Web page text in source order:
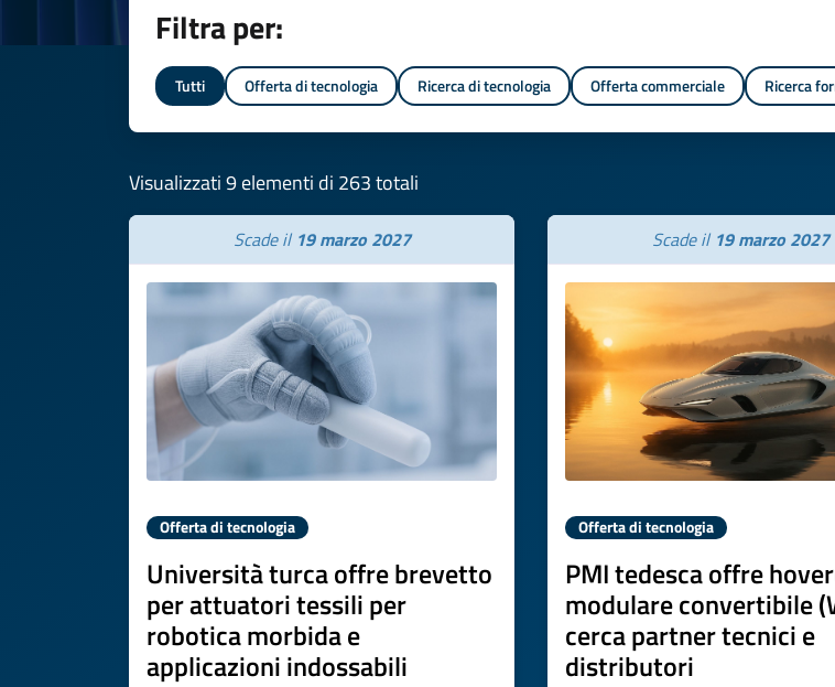
Filtra per:
Tutti Offerta di tecnologia Ricerca di tecnologia Offerta commerciale Ricerca
Visualizzati 9 elementi di 263 totali
Scade il 19 marzo 2027
Offerta di tecnologia
Università turca offre brevetto
per attuatori tessili per
robotica morbida e
applicazioni indossabili
Scade il 19 marzo 2027
Offerta di tecnologia
PMI tedesca offre
modulare convertibile
cerca partner tecnici e
distributori